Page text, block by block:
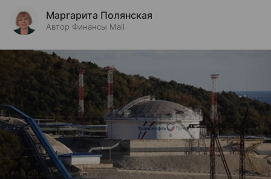
Маргарита Полянская
Автор Финансы Mail